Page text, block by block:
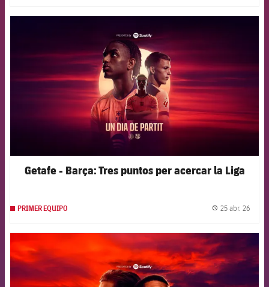
Getafe - Barça: Tres puntos per acercar la Liga
PRIMER EQUIPO 25 abr. 26
FCB Barcelona badge